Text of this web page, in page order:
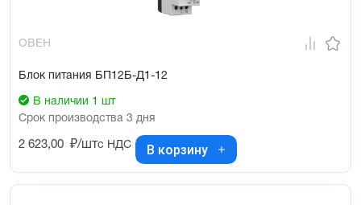
ОВЕН
Блок питания БП12Б-Д1-12
В наличии 1 шт
Срок производства 3 дня
2 623,00 ₽/штс НДС В корзину